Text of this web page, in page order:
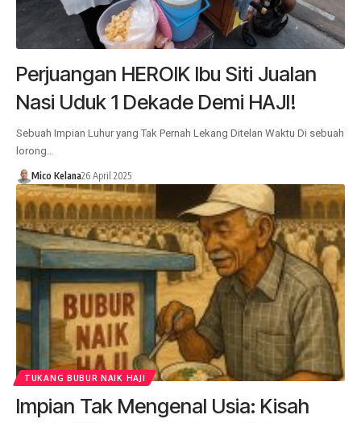
Perjuangan HEROIK Ibu Siti Jualan
Nasi Uduk 1 Dekade Demi HAJI!
Sebuah Impian Luhur yang Tak Pernah Lekang Ditelan Waktu Di sebuah
lorong…
Mico Kelana26 April 2025
TUKANG BUBUR NAIK HAJI
Impian Tak Mengenal Usia: Kisah